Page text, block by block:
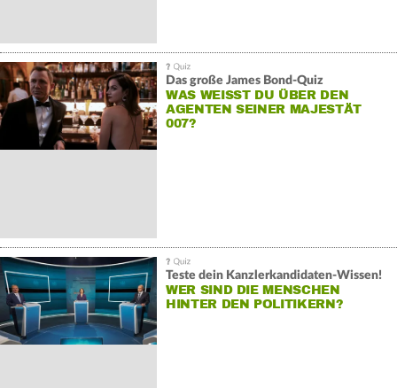
Das große James Bond-Quiz
WAS WEISST DU ÜBER DEN A
GENTEN SEINER MAJESTÄT 0
07?
Teste dein Kanzlerkandidaten-Wissen!
WER SIND DIE MENSCHEN
HINTER DEN POLITIKERN?